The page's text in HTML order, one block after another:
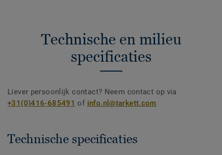
Technische en milieu
specificaties
Liever persoonlijk contact? Neem contact op via
+31(0)416-685491 of info.nl@tarkett.com
Technische specificaties